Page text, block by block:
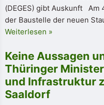
(DEGES) gibt Auskunft Am
der Baustelle der neuen
Weiterlesen »
Keine Aussagen
Thüringer
und Infrastruktur
Saaldorf